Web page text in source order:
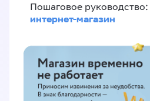
Пошаговое руководство:
интернет-магазин